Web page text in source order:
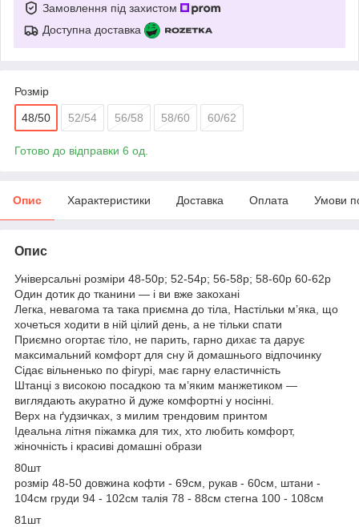
Замовлення під захистом
Доступна доставка
Розмір
48/50 52/54 56/58 58/60 60/62
Готово до відправки 6 од.
Опис Характеристики Доставка Оплата Умови
Опис
Універсальні розміри 48-50р; 52-54р; 56-58р; 58-60р 60-62р
Один дотик до тканини — і ви вже закохані
Легка, невагома та така приємна до тіла, Настільки м’яка, що
хочеться ходити в ній цілий день, а не тільки спати
Приємно огортає тіло, не парить, гарно дихає та дарує
максимальний комфорт для сну й домашнього відпочинку
Сідає вільненько по фігурі, має гарну еластичність
Штанці з високою посадкою та м’яким манжетиком —
виглядають акуратно й дуже комфортні у носінні.
Верх на ґудзичках, з милим трендовим принтом
Ідеальна літня піжамка для тих, хто любить комфорт,
жіночність і красиві домашні образи
80шт
розмір 48-50 довжина кофти - 69см, рукав - 60см, штани -
104см груди 94 - 102см талія 78 - 88см стегна 100 - 108см
81шт